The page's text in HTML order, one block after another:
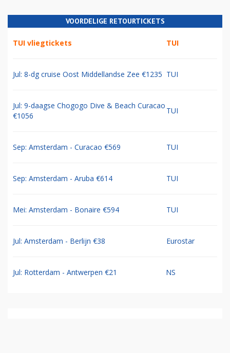
VOORDELIGE RETOURTICKETS
TUI vliegtickets TUI
Jul: 8-dg cruise Oost Middellandse Zee €1235 TUI
Jul: 9-daagse Chogogo Dive & Beach Curacao
€1056
TUI
Sep: Amsterdam - Curacao €569 TUI
Sep: Amsterdam - Aruba €614 TUI
Mei: Amsterdam - Bonaire €594 TUI
Jul: Amsterdam - Berlijn €38 Eurostar
Jul: Rotterdam - Antwerpen €21 NS